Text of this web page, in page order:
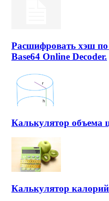
Расшифровать хэш по
Base64 Online Decoder.
Калькулятор объема
Калькулятор